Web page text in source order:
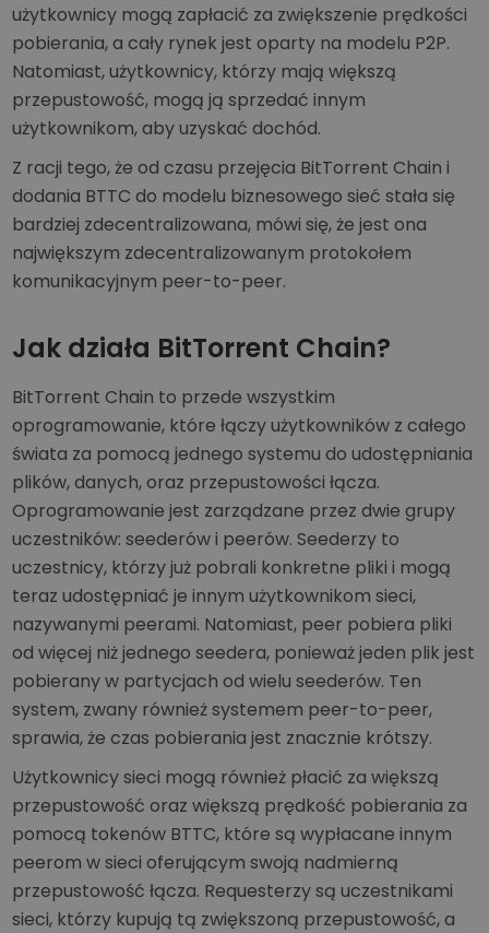
użytkownicy mogą zapłacić za zwiększenie prędkości
pobierania, a cały rynek jest oparty na modelu P2P.
Natomiast, użytkownicy, którzy mają większą
przepustowość, mogą ją sprzedać innym
użytkownikom, aby uzyskać dochód.
Z racji tego, że od czasu przejęcia BitTorrent Chain i
dodania BTTC do modelu biznesowego sieć stała się
bardziej zdecentralizowana, mówi się, że jest ona
największym zdecentralizowanym protokołem
komunikacyjnym peer-to-peer.
Jak działa BitTorrent Chain?
BitTorrent Chain to przede wszystkim
oprogramowanie, które łączy użytkowników z całego
świata za pomocą jednego systemu do udostępniania
plików, danych, oraz przepustowości łącza.
Oprogramowanie jest zarządzane przez dwie grupy
uczestników: seederów i peerów. Seederzy to
uczestnicy, którzy już pobrali konkretne pliki i mogą
teraz udostępniać je innym użytkownikom sieci,
nazywanymi peerami. Natomiast, peer pobiera pliki
od więcej niż jednego seedera, ponieważ jeden plik jest
pobierany w partycjach od wielu seederów. Ten
system, zwany również systemem peer-to-peer,
sprawia, że czas pobierania jest znacznie krótszy.
Użytkownicy sieci mogą również płacić za większą
przepustowość oraz większą prędkość pobierania za
pomocą tokenów BTTC, które są wypłacane innym
peerom w sieci oferującym swoją nadmierną
przepustowość łącza. Requesterzy są uczestnikami
sieci, którzy kupują tą zwiększoną przepustowość, a